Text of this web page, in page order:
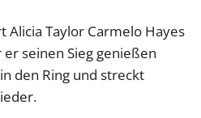
Alicia Taylor Carmelo Hayes
seinen Sieg genießen
den Ring und streckt